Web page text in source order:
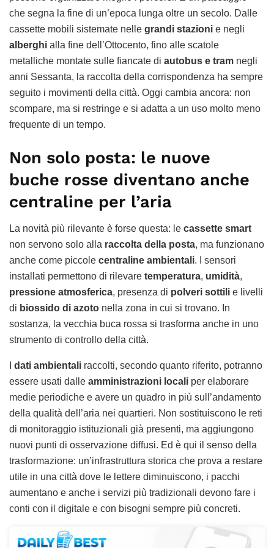
che segna la fine di un’epoca lunga oltre un secolo. Dalle
cassette mobili sistemate nelle grandi stazioni e negli
alberghi alla fine dell’Ottocento, fino alle scatole
metalliche montate sulle fiancate di autobus e tram negli
anni Sessanta, la raccolta della corrispondenza ha sempre
seguito i movimenti della città. Oggi cambia ancora: non
scompare, ma si restringe e si adatta a un uso molto meno
frequente di un tempo.
Non solo posta: le nuove
buche rosse diventano anche
centraline per l’aria
La novità più rilevante è forse questa: le cassette smart
non servono solo alla raccolta della posta, ma funzionano
anche come piccole centraline ambientali. I sensori
installati permettono di rilevare temperatura, umidità,
pressione atmosferica, presenza di polveri sottili e livelli
di biossido di azoto nella zona in cui si trovano. In
sostanza, la vecchia buca rossa si trasforma anche in uno
strumento di controllo della città.
dati ambientali raccolti, secondo quanto riferito, potranno
essere usati dalle amministrazioni locali per elaborare
medie periodiche e avere un quadro in più sull’andamento
della qualità dell’aria nei quartieri. Non sostituiscono le reti
di monitoraggio istituzionali già presenti, ma aggiungono
nuovi punti di osservazione diffusi. Ed è qui il senso della
trasformazione: un’infrastruttura storica che prova a restare
utile in una città dove le lettere diminuiscono, i pacchi
aumentano e anche i servizi più tradizionali devono fare i
conti con il digitale e con bisogni sempre più concreti.